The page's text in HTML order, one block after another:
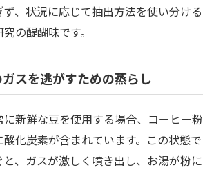
、状況に応じて抽出方法を使い分ける
の醍醐味です。
スを逃がすための蒸らし
新鮮な豆を使用する場合、コーヒー粉
化炭素が含まれています。この状態で
、ガスが激しく噴き出し、お湯が粉に